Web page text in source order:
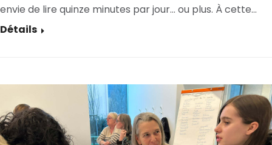
envie de lire quinze minutes par jour… ou plus. À cette…
Détails